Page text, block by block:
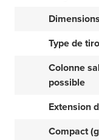
Dimensions
Type de
Colonne
possible
Extension
Compact